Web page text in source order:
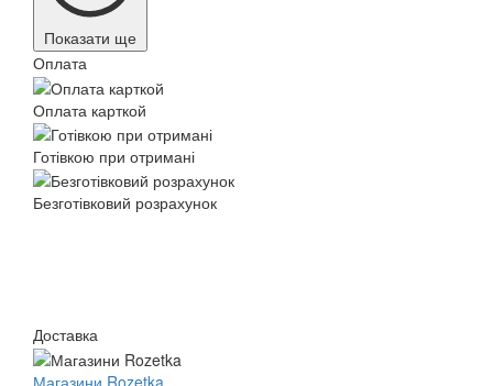
Показати ще
Оплата
Оплата карткой
Готівкою при отримані
Безготівковий розрахунок
Доставка
Магазини Rozetka